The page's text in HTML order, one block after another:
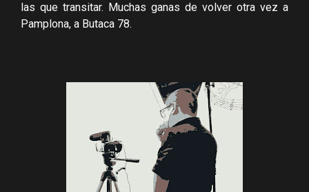
las que transitar. Muchas ganas de volver otra vez a
Pamplona, a Butaca 78.